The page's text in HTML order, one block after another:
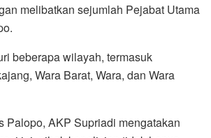
melibatkan sejumlah Pejabat Utama
beberapa wilayah, termasuk
Wara Barat, Wara, dan Wara
Palopo, AKP Supriadi mengatakan